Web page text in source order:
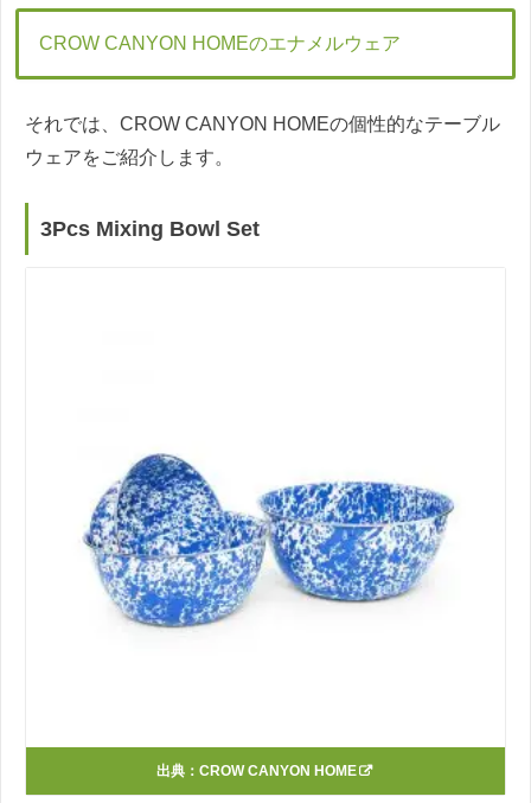
CROW CANYON HOMEのエナメルウェア
それでは、CROW CANYON HOMEの個性的なテーブル
ウェアをご紹介します。
3Pcs Mixing Bowl Set
出典： CROW CANYON HOME